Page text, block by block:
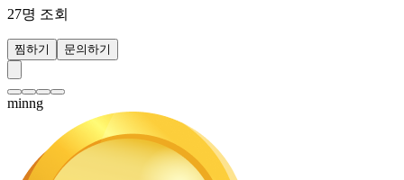
27명 조회
찜하기 문의하기
minng